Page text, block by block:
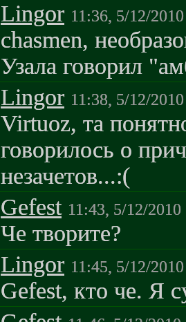
Lingor 11:36, 5/12/2010
chasmen,
Узала говорил
Lingor 11:38, 5/12/2010
Virtuoz, та
говорилось о
незачетов...:(
Gefest 11:43, 5/12/2010
Че творите?
Lingor 11:45, 5/12/2010
Gefest, кто че. Я